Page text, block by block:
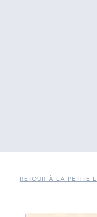
RETOUR À LA PETITE